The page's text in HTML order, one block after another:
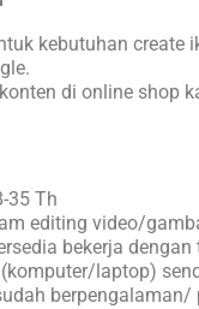
kebutuhan create
di online shop
35 Th
editing video/
bekerja dengan
laptop)